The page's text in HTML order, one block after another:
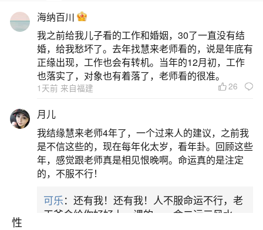
常见的问题，但是小问题不注意可能会引起大麻
烦，下面就这个问题给大家做一些解读：
一、算命依据什么最准确
目前被广泛提及且相对系统化的算命依据中，
生辰八字算命法（四柱推命）的参考性较强，其通
过出生年、月、日、时的天干地支组合（共八个
字）推算命运，核心是依据阴阳五行相生相克关系
解析人生轨迹。生辰八字算命法的具体逻辑为：将
出生时间转化为四组干支（年柱、月柱、日柱、时
柱），每组干支包含天干和地支，分别对应五行属
性
海纳百川
我之前给我儿子看的工作和婚姻，30了一直没有结
婚，给我愁坏了。去年找慧来老师看的，说是年底有
正缘出现，工作也会有转机。当年的12月初，工作
也落实了，对象也有着落了，老师看的很准。
1天前 来自福建 26
月儿
我结缘慧来老师4年了，一个过来人的建议，之前我
是不信这些的，现在每年化太岁，看年卦。回顾这些
年，感觉跟老师真是相见恨晚啊。命运真的是注定
的，不服不行！
可乐：还有我！还有我！人不服命运不行，老
天爷会给你好好上一课的。一命二运三风水，